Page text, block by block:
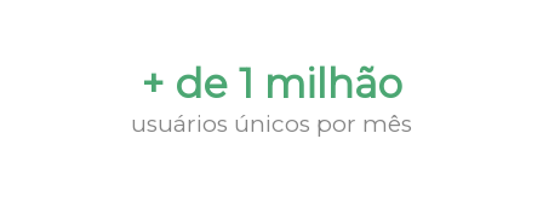
+ de 1 milhão
usuários únicos por mês